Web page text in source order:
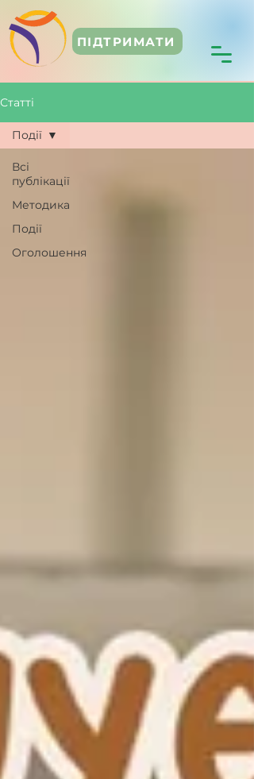
ПІДТРИМАТИ
Статті
Всі
публікації
Методика
Події
Оголошення
Події